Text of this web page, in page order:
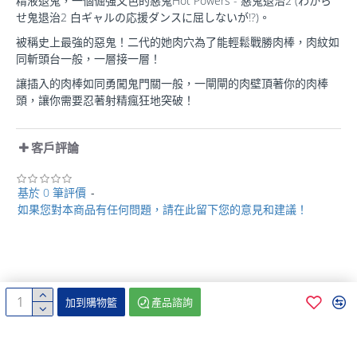
せ鬼退治2 白ギャルの応援ダンスに屈しないが!?)。
被稱史上最強的惡鬼！二代的她肉穴為了能輕鬆戰勝肉棒，肉紋如
同斬頭台一般，一層接一層！
讓插入的肉棒如同勇闖鬼門關一般，一閘閘的肉壁頂著你的肉棒
頭，讓你需要忍著射精瘋狂地突破！
客戶評論
基於 0 筆評價 -
如果您對本商品有任何問題，請在此留下您的意見和建議！
加到購物籃 產品諮詢
版權所有 © 2020 凌芯貿易公司，保留一切權利。